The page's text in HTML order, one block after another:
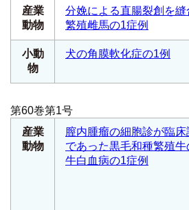
産業
動物
分娩による直腸裂創を縫
繁殖雌馬の1症例
小動
物
犬の角膜軟化症の1例
第60巻第1号
産業
動物
膣内腫瘤の細胞診が臨床
であった黒毛和種繁殖
牛白血病の1症例